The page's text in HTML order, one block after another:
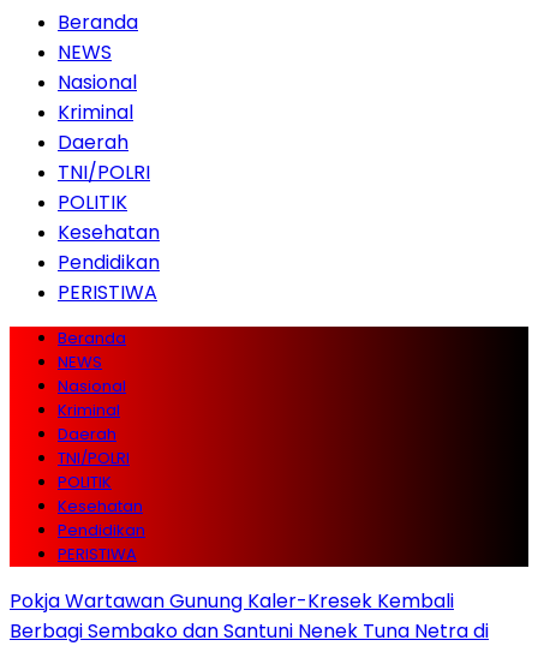
Beranda
NEWS
Nasional
Kriminal
Daerah
TNI/POLRI
POLITIK
Kesehatan
Pendidikan
PERISTIWA
Beranda
NEWS
Nasional
Kriminal
Daerah
TNI/POLRI
POLITIK
Kesehatan
Pendidikan
PERISTIWA
Pokja Wartawan Gunung Kaler-Kresek Kembali
Berbagi Sembako dan Santuni Nenek Tuna Netra di